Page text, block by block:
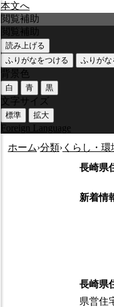
本文へ
閲覧補助
閲覧補助
読み上げる
ふりがなをつける
ふりがな
背景色
白 青 黒
文字サイズ
標準 拡大
Foreign Language
ホーム›分類›くらし・環
長崎県
新着情
長崎県
県営住